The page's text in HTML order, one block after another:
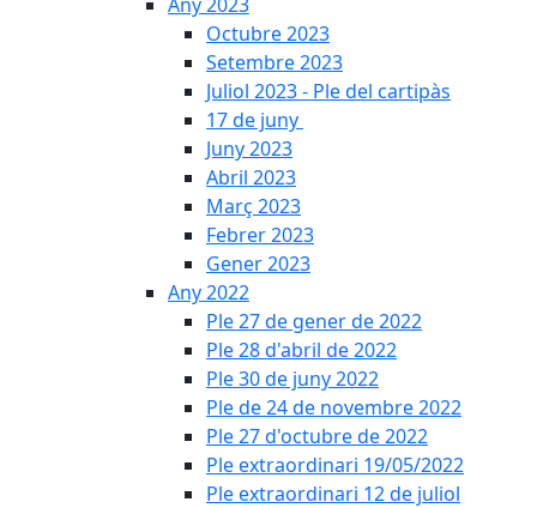
Octubre 2023
Setembre 2023
Juliol 2023 - Ple del cartipàs
17 de juny
Juny 2023
Abril 2023
Març 2023
Febrer 2023
Gener 2023
Any 2022
Ple 27 de gener de 2022
Ple 28 d'abril de 2022
Ple 30 de juny 2022
Ple de 24 de novembre 2022
Ple 27 d'octubre de 2022
Ple extraordinari 19/05/2022
Ple extraordinari 12 de juliol